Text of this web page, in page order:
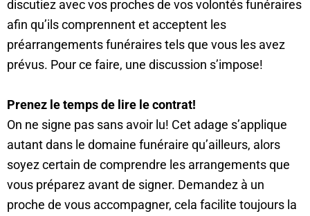
discutiez avec vos proches de vos volontés funéraires
afin qu’ils comprennent et acceptent les
préarrangements funéraires tels que vous les avez
prévus. Pour ce faire, une discussion s’impose!
Prenez le temps de lire le contrat!
On ne signe pas sans avoir lu! Cet adage s’applique
autant dans le domaine funéraire qu’ailleurs, alors
soyez certain de comprendre les arrangements que
vous préparez avant de signer. Demandez à un
proche de vous accompagner, cela facilite toujours la